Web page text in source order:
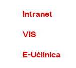
Intranet
VIS
E-Učilnica